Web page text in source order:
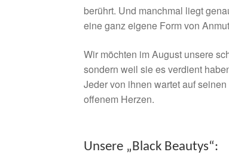
berührt. Und manchmal liegt
eine ganz eigene Form von
Wir möchten im August unsere
sondern weil sie es verdient
Jeder von ihnen wartet auf
offenem Herzen.
Unsere „Black Beautys“: